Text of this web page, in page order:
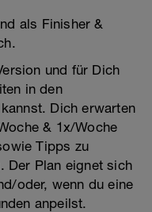
als Finisher &
und für Dich
in den
Dich erwarten
& 1x/Woche
Tipps zu
Der Plan eignet sich
oder, wenn du eine
anpeilst.